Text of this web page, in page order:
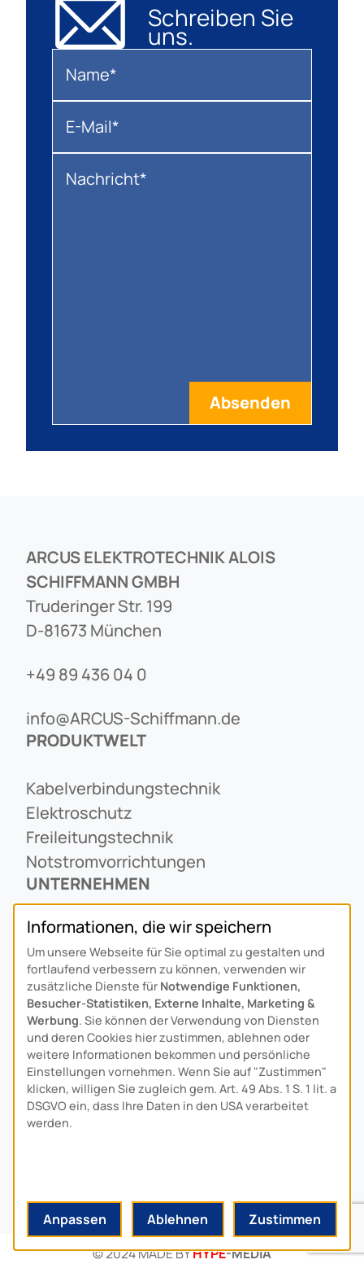
Schreiben Sie
uns.
ARCUS ELEKTROTECHNIK ALOIS
SCHIFFMANN GMBH
Truderinger Str. 199
D-81673 München
+49 89 436 04 0
info@ARCUS-Schiffmann.de
PRODUKTWELT
Kabelverbindungstechnik
Elektroschutz
Freileitungstechnik
Notstromvorrichtungen
UNTERNEHMEN
Über Uns
Ansprechpartner
Alois Schiffmann Stiftung
Allgemeine Lieferbedingungen
Arcus Niederlande: Bedrijfsgegevens
KONTAKT
Anfahrt
Kontaktformular
© 2024 MADE BYHYPE-MEDIA
Informationen, die wir speichern
Um unsere Webseite für Sie optimal zu gestalten und
fortlaufend verbessern zu können, verwenden wir
zusätzliche Dienste für Notwendige Funktionen,
Besucher-Statistiken, Externe Inhalte, Marketing &
Werbung. Sie können der Verwendung von Diensten
und deren Cookies hier zustimmen, ablehnen oder
weitere Informationen bekommen und persönliche
Einstellungen vornehmen. Wenn Sie auf "Zustimmen"
klicken, willigen Sie zugleich gem. Art. 49 Abs. 1 S. 1 lit. a
DSGVO ein, dass Ihre Daten in den USA verarbeitet
werden.
Anpassen Ablehnen Zustimmen